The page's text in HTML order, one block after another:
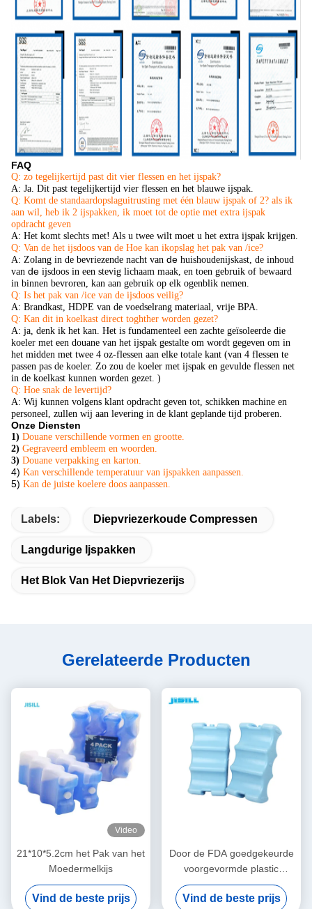
FAQ
Q: zo tegelijkertijd past dit vier flessen en het ijspak?
A: Ja. Dit past tegelijkertijd vier flessen en het blauwe ijspak.
Q: Komt de standaardopslaguitrusting met één blauw ijspak of 2? als ik
aan wil, heb ik 2 ijspakken, ik moet tot de optie met extra ijspak
opdracht geven
A: Het komt slechts met! Als u twee wilt moet u het extra ijspak krijgen.
Q: Van de het ijsdoos van de Hoe kan ikopslag het pak van /ice?
A: Zolang in de bevriezende nacht van de huishoudenijskast, de inhoud
van de ijsdoos in een stevig lichaam maak, en toen gebruik of bewaard
in binnen bevroren, kan aan gebruik op elk ogenblik nemen.
Q: Is het pak van /ice van de ijsdoos veilig?
A: Brandkast, HDPE van de voedselrang materiaal, vrije BPA.
Q: Kan dit in koelkast direct toghther worden gezet?
A: ja, denk ik het kan. Het is fundamenteel een zachte geïsoleerde die
koeler met een douane van het ijspak gestalte om wordt gegeven om in
het midden met twee 4 oz-flessen aan elke totale kant (van 4 flessen te
passen pas de koeler. Zo zou de koeler met ijspak en gevulde flessen net
in de koelkast kunnen worden gezet. )
Q: Hoe snak de levertijd?
A: Wij kunnen volgens klant opdracht geven tot, schikken machine en
personeel, zullen wij aan levering in de klant geplande tijd proberen.
Onze Diensten
1) Douane verschillende vormen en grootte.
2) Gegraveerd embleem en woorden.
3) Douane verpakking en karton.
4) Kan verschillende temperatuur van ijspakken aanpassen.
5) Kan de juiste koelere doos aanpassen.
Labels: Diepvriezerkoude Compressen
Langdurige Ijspakken
Het Blok Van Het Diepvriezerijs
Gerelateerde Producten
Video
21*10*5.2cm het Pak van het
Moedermelkijs
Vind de beste prijs
Door de FDA goedgekeurde
voorgevormde plastic
moedermelk-ijsverpakking
voor bierfles
Vind de beste prijs